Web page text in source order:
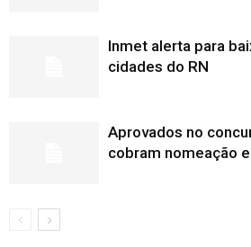
Inmet alerta para
cidades do RN
Aprovados no
cobram nomeação